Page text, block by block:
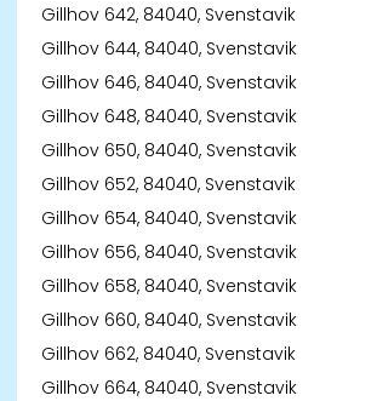
Gillhov 642, 84040, Svenstavik
Gillhov 644, 84040, Svenstavik
Gillhov 646, 84040, Svenstavik
Gillhov 648, 84040, Svenstavik
Gillhov 650, 84040, Svenstavik
Gillhov 652, 84040, Svenstavik
Gillhov 654, 84040, Svenstavik
Gillhov 656, 84040, Svenstavik
Gillhov 658, 84040, Svenstavik
Gillhov 660, 84040, Svenstavik
Gillhov 662, 84040, Svenstavik
Gillhov 664, 84040, Svenstavik